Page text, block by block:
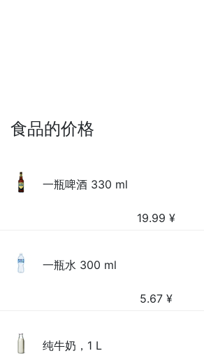
食品的价格
一瓶啤酒 330 ml
19.99 ¥
一瓶水 300 ml
5.67 ¥
纯牛奶，1 L